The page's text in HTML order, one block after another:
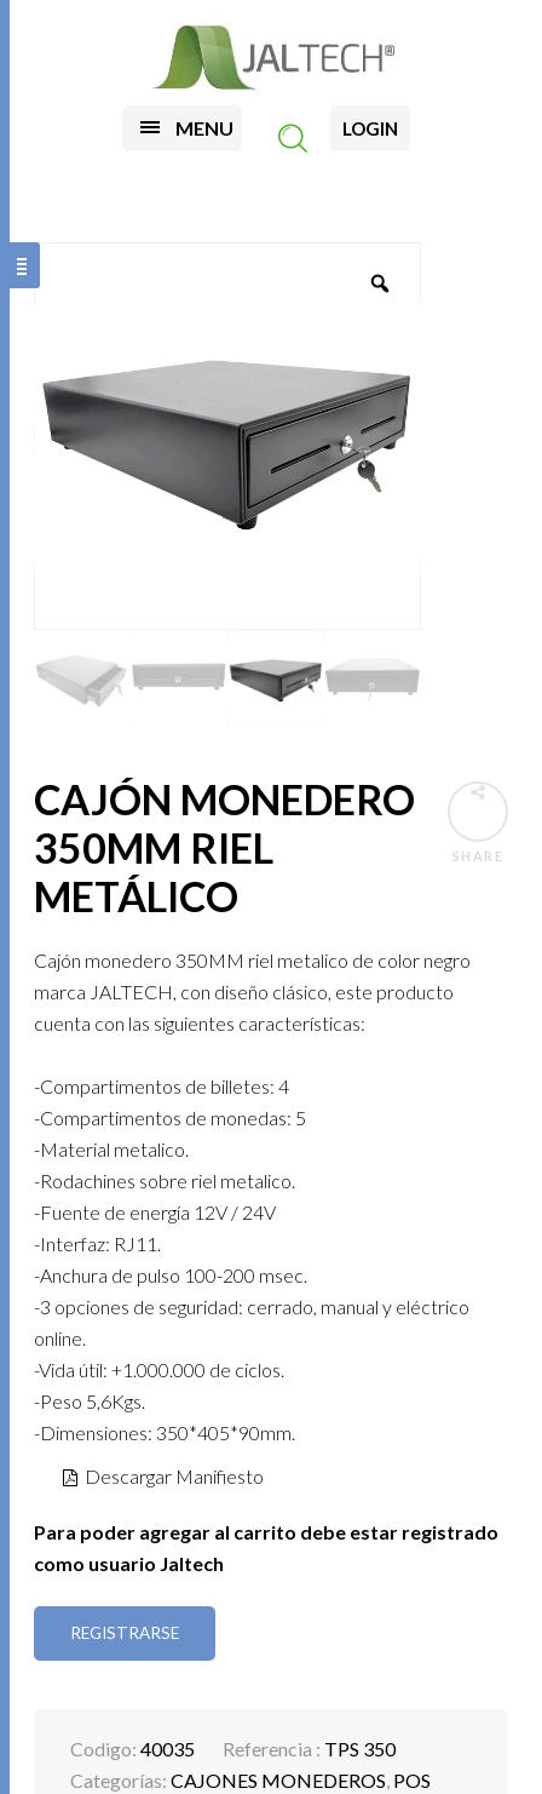
MENU LOGIN
SHARE
CAJÓN MONEDERO
350MM RIEL
METÁLICO
Cajón monedero 350MM riel metalico de color negro
marca JALTECH, con diseño clásico, este producto
cuenta con las siguientes características:
-Compartimentos de billetes: 4
-Compartimentos de monedas: 5
-Material metalico.
-Rodachines sobre riel metalico.
-Fuente de energía 12V / 24V
-Interfaz: RJ11.
-Anchura de pulso 100-200 msec.
-3 opciones de seguridad: cerrado, manual y eléctrico
online.
-Vida útil: +1.000.000 de ciclos.
-Peso 5,6Kgs.
-Dimensiones: 350*405*90mm.
Descargar Manifiesto
Para poder agregar al carrito debe estar registrado
como usuario Jaltech
REGISTRARSE
Codigo:40035 Referencia : TPS 350
Categorías:CAJONES MONEDEROS, POS